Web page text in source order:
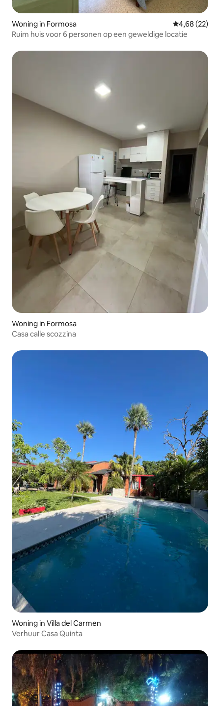
Woning in Formosa Gemiddelde
4,68 (22)
Ruim huis voor 6 personen op een geweldige locatie
Woning in Formosa
Casa calle scozzina
Woning in Villa del Carmen
Verhuur Casa Quinta